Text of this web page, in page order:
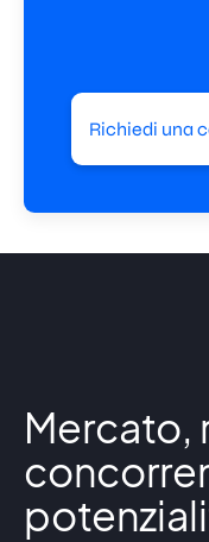
Richiedi una
Mercato,